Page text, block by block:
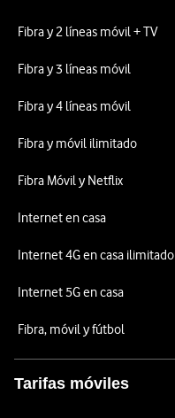
Fibra y 2 líneas móvil + TV
Fibra y 3 líneas móvil
Fibra y 4 líneas móvil
Fibra y móvil ilimitado
Fibra Móvil y Netflix
Internet en casa
Internet 4G en casa ilimitado
Internet 5G en casa
Fibra, móvil y fútbol
Tarifas móviles